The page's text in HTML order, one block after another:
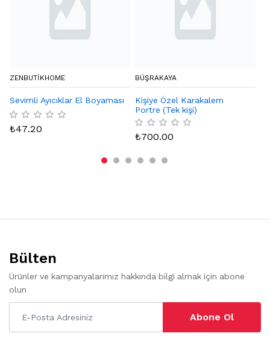
ZENBUTIKHOME
Sevimli Ayıcıklar El Boyaması
₺47.20
BÜŞRAKAYA
Kişiye Özel Karakalem
Portre (Tek kişi)
₺700.00
Bülten
Ürünler ve kampanyalarımız hakkında bilgi almak için abone
olun
Abone Ol